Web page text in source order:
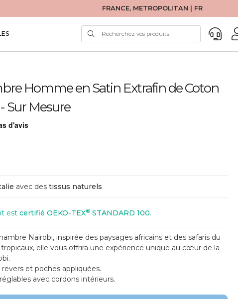
FRANCE, METROPOLITAN | FR
Homme en Satin Extrafin de Coton
Sur Mesure
avec des tissus naturels
est certifié OEKO-TEX® STANDARD 100.
Nairobi, inspirée des paysages africains et des safaris du
elle vous offrira une expérience unique au cœur de la
et poches appliquées.
avec cordons intérieurs.